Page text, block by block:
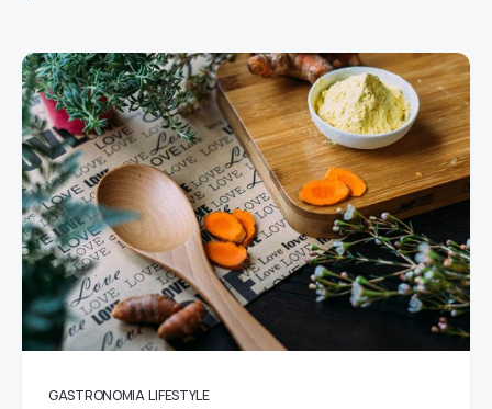
GASTRONOMIA LIFESTYLE